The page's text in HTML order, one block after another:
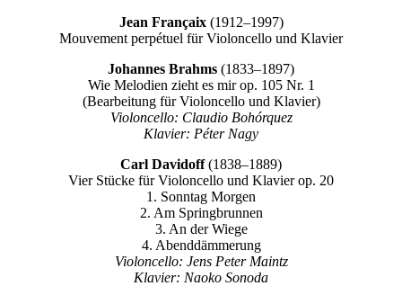
Jean Françaix(1912–1997)
Mouvement perpétuel für Violoncello und Klavier
Johannes Brahms (1833–1897)
Wie Melodien zieht es mir op. 105 Nr. 1
(Bearbeitung für Violoncello und Klavier)
Violoncello: Claudio Bohórquez
Klavier: Péter Nagy
Carl Davidoff(1838–1889)
Vier Stücke für Violoncello und Klavier op. 20
1. Sonntag Morgen
2. Am Springbrunnen
3. An der Wiege
4. Abenddämmerung
Violoncello: Jens Peter Maintz
Klavier: Naoko Sonoda